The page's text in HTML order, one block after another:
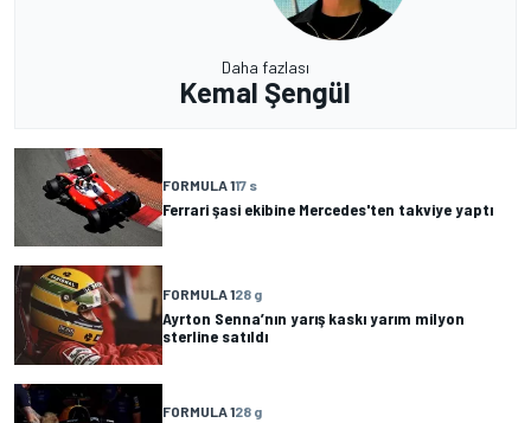
Daha fazlası
Kemal Şengül
FORMULA 117 s
Ferrari şasi ekibine Mercedes'ten takviye yaptı
FORMULA 128 g
Ayrton Senna’nın yarış kaskı yarım milyon
sterline satıldı
FORMULA 128 g